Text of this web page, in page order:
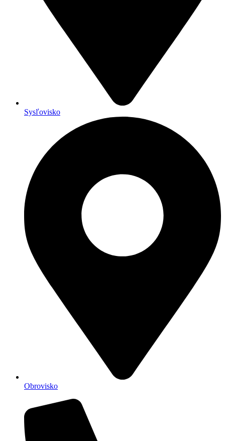
Sysľovisko
Obrovisko